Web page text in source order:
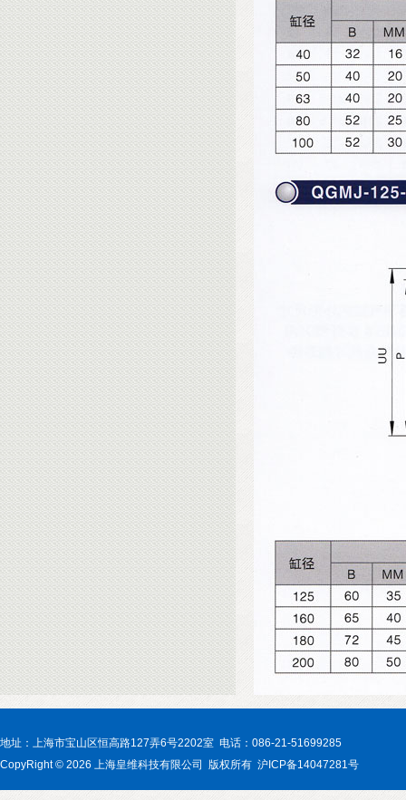
地址：上海市宝山区恒高路127弄6号2202室 电话：086-21-51699285
CopyRight © 2026 上海皇维科技有限公司 版权所有 沪ICP备14047281号